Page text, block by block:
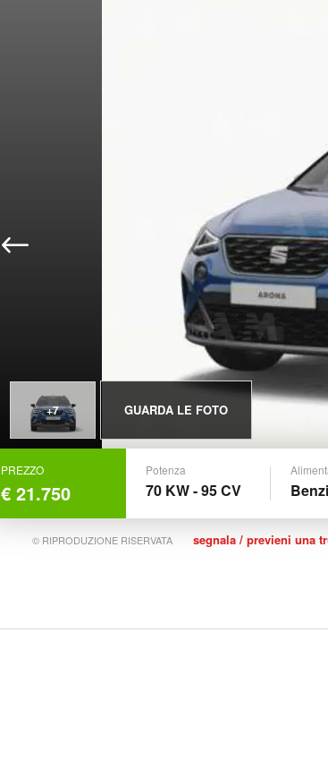
+7 GUARDA LE FOTO
PREZZO
€ 21.750
Potenza
70 KW - 95 CV
© RIPRODUZIONE RISERVATA segnala / previeni una